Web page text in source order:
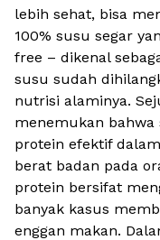
lebih sehat, bisa
100% susu segar
free – dikenal
susu sudah
nutrisi alaminya.
menemukan bahwa
protein efektif
berat badan pada
protein bersifat
banyak kasus
enggan makan.